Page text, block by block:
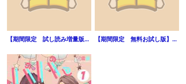
【期間限定 試し読み増量版】転生吸血鬼さんはお昼寝がしたい～Please take care of me.～1(コミック) 【期間限定 無料お試し版】おにでか！（１）